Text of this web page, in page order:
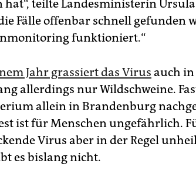
hat“, teilte Landesministerin
Fälle offenbar schnell gefunden
funktioniert.“
Jahr grassiert das Virus auch
allerdings nur Wildschweine.
allein in Brandenburg
ist für Menschen ungefährlich.
Virus aber in der Regel
es bislang nicht.